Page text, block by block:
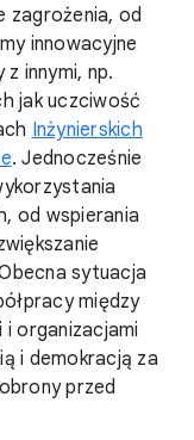
zagrożenia, od
innowacyjne
innymi, np.
jak uczciwość
Inżynierskich
. Jednocześnie
od wspierania
sytuacja
między
organizacjami
i demokracją za
przed